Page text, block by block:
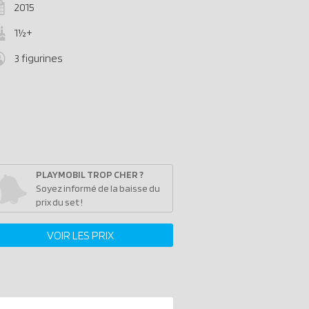
2015
1½+
3 figurines
PLAYMOBIL TROP CHER ?
Soyez informé de la baisse du
prix du set !
VOIR LES PRIX